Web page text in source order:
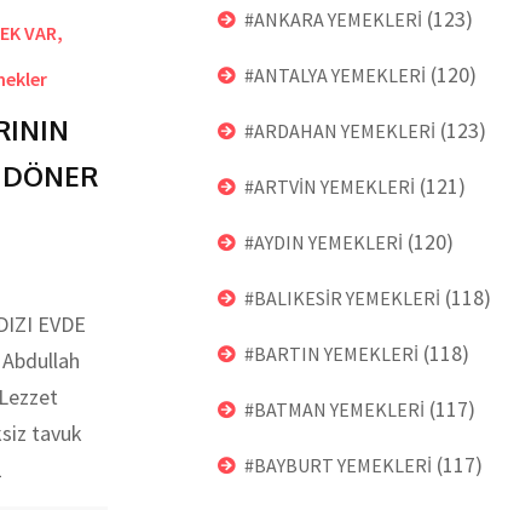
VAR,
EVDE
tavuk
#ANKARA YEMEKLERİ (123)
#ANTALYA YEMEKLERİ (120)
#ARDAHAN YEMEKLERİ (123)
#ARTVİN YEMEKLERİ (121)
#AYDIN YEMEKLERİ (120)
#BALIKESİR YEMEKLERİ (118)
#BARTIN YEMEKLERİ (118)
#BATMAN YEMEKLERİ (117)
#BAYBURT YEMEKLERİ (117)